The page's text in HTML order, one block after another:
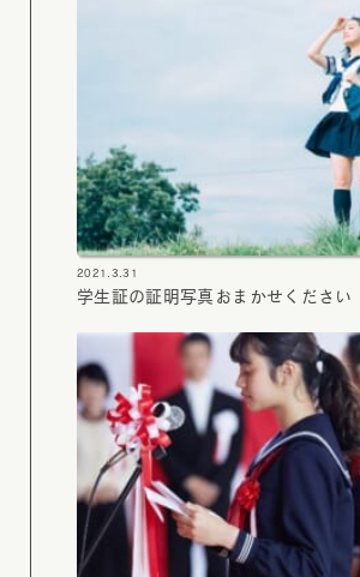
2021.3.31
学生証の証明写真おまかせください